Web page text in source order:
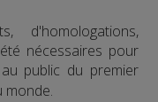
d'homologations,
nécessaires pour
public du premier
monde.